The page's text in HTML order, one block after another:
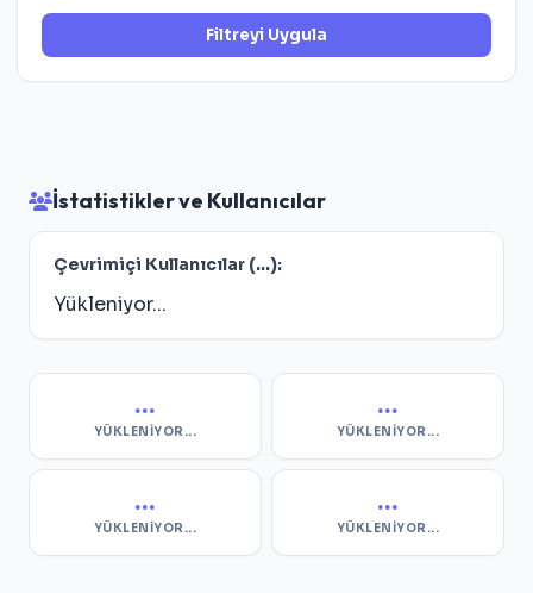
Filtreyi Uygula
İstatistikler ve Kullanıcılar
Çevrimiçi Kullanıcılar (...):
Yükleniyor...
...
YÜKLENIYOR...
...
YÜKLENIYOR...
...
YÜKLENIYOR...
...
YÜKLENIYOR...